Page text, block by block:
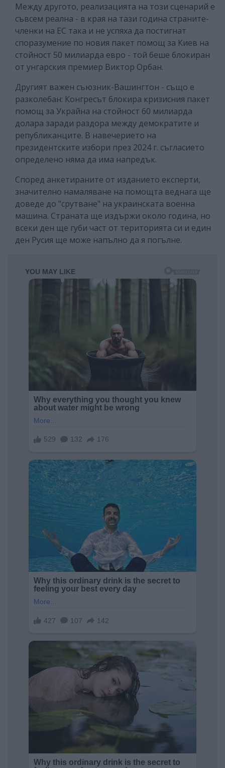
Между другото, реализацията на този сценарий е
съвсем реална - в края на тази година страните-
членки на ЕС така и не успяха да постигнат
споразумение по новия пакет помощ за Киев на
стойност 50 милиарда евро - той беше блокиран
от унгарския премиер Виктор Орбан.
Другият важен съюзник-Вашингтон - също е
разколебан: Конгресът блокира кризисния пакет
помощ за Украйна на стойност 60 милиарда
долара заради раздора между демократите и
републиканците. В навечерието на
президентските избори през 2024 г. съгласието
определено няма да има напредък.
Според анкетираните от изданието експерти,
значително намаляване на помощта веднага ще
доведе до "срутване" на украинската военна
машина. Страната ще издържи около година, но
всеки ден ще губи част от територията си и един
ден Русия ще може напълно да я погълне.